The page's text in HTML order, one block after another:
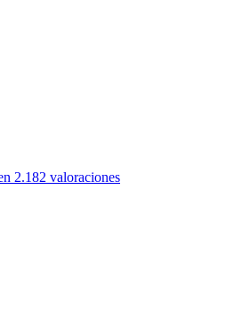
2.182 valoraciones